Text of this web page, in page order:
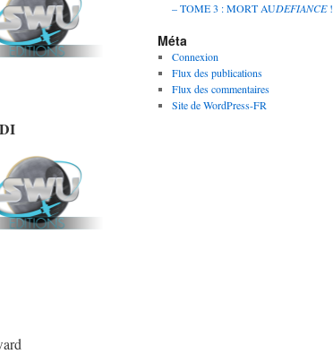
– TOME 3 : MORT AUDEFIANCE!
Méta
Connexion
Flux des publications
Flux des commentaires
Site de WordPress-FR